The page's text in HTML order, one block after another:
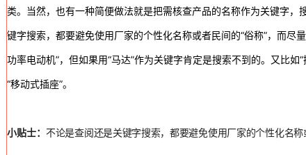
类。当然，也有一种简便做法就是把需核查产品的名称作为关键字
键字搜索，都要避免使用厂家的个性化名称或者民间的“俗称”，而尽
功率电动机”，但如果用“马达”作为关键字肯定是搜索不到的。又比
“移动式插座”。
小贴士： 不论是查阅还是关键字搜索，都要避免使用厂家的个性化名